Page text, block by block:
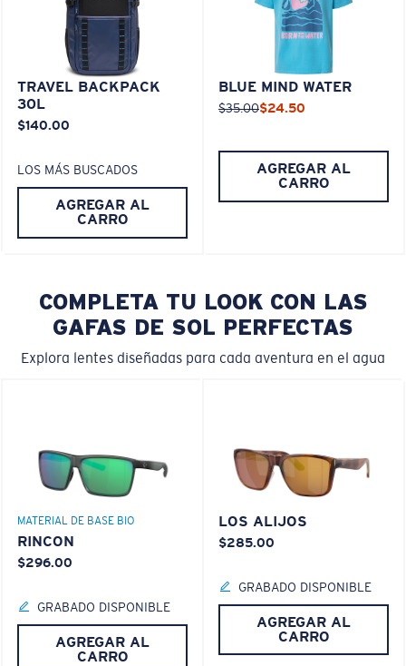
TRAVEL BACKPACK
30L
$140.00
LOS MÁS BUSCADOS
AGREGAR AL
CARRO
BLUE MIND WATER
$35.00$24.50
AGREGAR AL
CARRO
COMPLETA TU LOOK CON LAS
GAFAS DE SOL PERFECTAS
Explora lentes diseñadas para cada aventura en el agua
MATERIAL DE BASE BIO
RINCON
$296.00
GRABADO DISPONIBLE
AGREGAR AL
CARRO
LOS ALIJOS
$285.00
GRABADO DISPONIBLE
AGREGAR AL
CARRO